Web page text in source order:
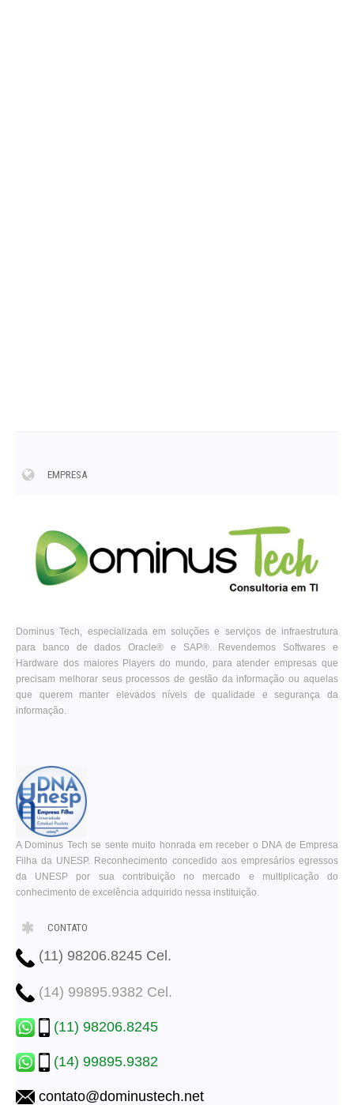
EMPRESA
Dominus Tech, especializada em soluções e serviços de infraestrutura
para banco de dados Oracle® e SAP®. Revendemos Softwares e
Hardware dos maiores Players do mundo, para atender empresas que
precisam melhorar seus processos de gestão da informação ou aquelas
que querem manter elevados níveis de qualidade e segurança da
informação.
A Dominus Tech se sente muito honrada em receber o DNA de Empresa
Filha da UNESP. Reconhecimento concedido aos empresários egressos
da UNESP por sua contribuição no mercado e multiplicação do
conhecimento de excelência adquirido nessa instituição.
CONTATO
(11) 98206.8245 Cel.
(14) 99895.9382 Cel.
(11) 98206.8245
(14) 99895.9382
contato@dominustech.net